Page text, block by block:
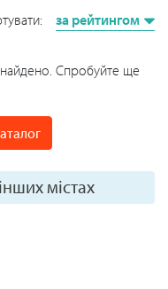
за рейтингом
Спробуйте ще
містах